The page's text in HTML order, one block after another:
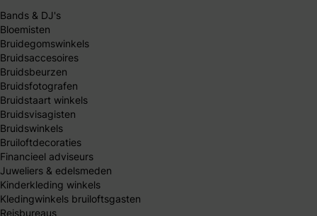
Bands & DJ's
Bloemisten
Bruidegomswinkels
Bruidsaccesoires
Bruidsbeurzen
Bruidsfotografen
Bruidstaart winkels
Bruidsvisagisten
Bruidswinkels
Bruiloftdecoraties
Financieel adviseurs
Juweliers & edelsmeden
Kinderkleding winkels
Kledingwinkels bruiloftsgasten
Reisbureaus